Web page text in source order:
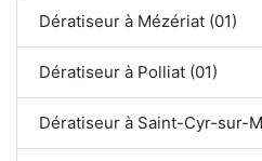
Dératiseur à Mézériat (01)
Dératiseur à Polliat (01)
Dératiseur à Saint-Cyr-sur-